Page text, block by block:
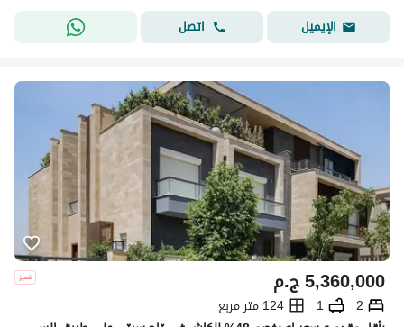
الإيميل
اتصل
ج.م5,360,000
2
1
124 متر مربع